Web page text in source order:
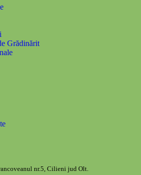
Grădinărit
nr.5, Cilieni jud Olt.